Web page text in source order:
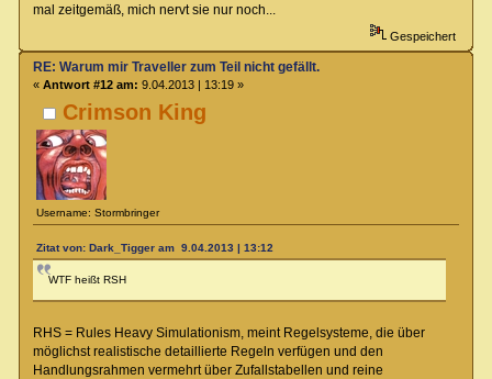
mal zeitgemäß, mich nervt sie nur noch...
Gespeichert
Crimson King
Username: Stormbringer
RE: Warum mir Traveller zum Teil nicht gefällt.
« Antwort #12 am: 9.04.2013 | 13:19 »
Zitat von: Dark_Tigger am 9.04.2013 | 13:12
WTF heißt RSH
RHS = Rules Heavy Simulationism, meint Regelsysteme, die über
möglichst realistische detaillierte Regeln verfügen und den
Handlungsrahmen vermehrt über Zufallstabellen und reine